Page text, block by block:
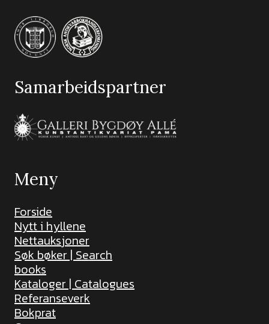
Samarbeidspartner
Meny
Forside
Nytt i hyllene
Nettauksjoner
Søk bøker | Search
books
Kataloger | Catalogues
Referanseverk
Bokprat